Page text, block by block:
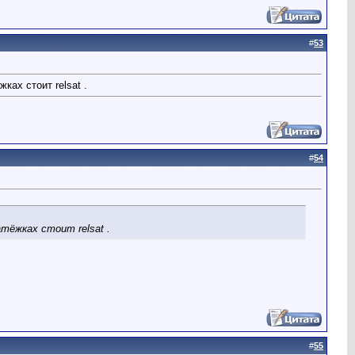
#53
стоит relsat .
#54
стоит relsat .
#55